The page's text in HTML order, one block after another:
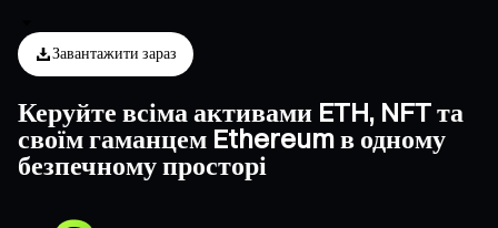
Завантажити зараз
Керуйте всіма активами ETH, NFT та
своїм гаманцем Ethereum в одному
безпечному просторі